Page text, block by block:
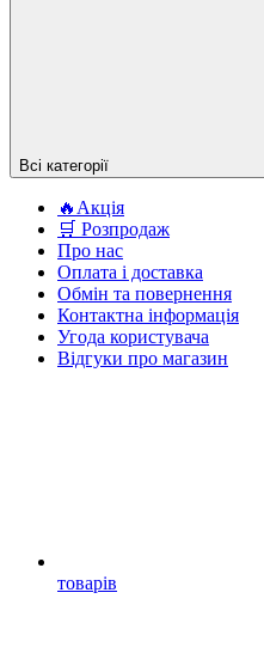
Всі категорії
🔥Акція
🛒 Розпродаж
Про нас
Оплата і доставка
Обмін та повернення
Контактна інформація
Угода користувача
Відгуки про магазин
товарів